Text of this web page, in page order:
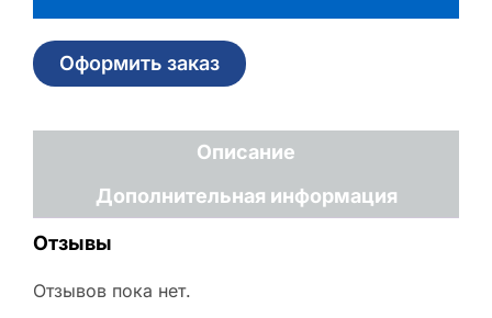
Оформить заказ
Описание
Дополнительная информация
Отзывы
Отзывов пока нет.